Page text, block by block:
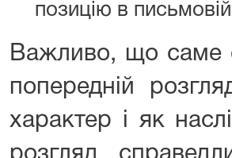
позицію в
Важливо, що саме
попередній
характер і як